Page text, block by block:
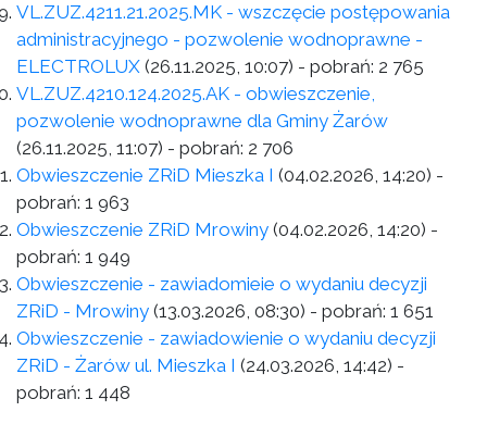
VL.ZUZ.4211.21.2025.MK - wszczęcie postępowania
administracyjnego - pozwolenie wodnoprawne -
ELECTROLUX (26.11.2025, 10:07) - pobrań: 2 765
VL.ZUZ.4210.124.2025.AK - obwieszczenie,
pozwolenie wodnoprawne dla Gminy Żarów
(26.11.2025, 11:07) - pobrań: 2 706
Obwieszczenie ZRiD Mieszka I (04.02.2026, 14:20) -
pobrań: 1 963
Obwieszczenie ZRiD Mrowiny (04.02.2026, 14:20) -
pobrań: 1 949
Obwieszczenie - zawiadomieie o wydaniu decyzji
ZRiD - Mrowiny (13.03.2026, 08:30) - pobrań: 1 651
Obwieszczenie - zawiadowienie o wydaniu decyzji
ZRiD - Żarów ul. Mieszka I (24.03.2026, 14:42) -
pobrań: 1 448